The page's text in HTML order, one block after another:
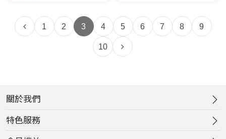
1 2 3 4 5 6 7 8 9
10
關於我們
特色服務